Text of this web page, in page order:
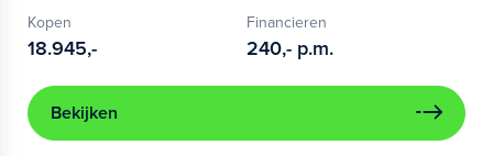
Kopen
18.945,-
Financieren
240,- p.m.
Bekijken